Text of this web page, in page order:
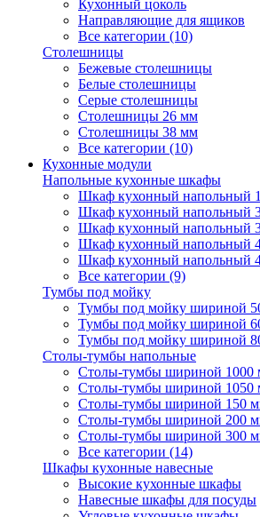
Кухонный цоколь
Направляющие для ящиков
Все категории (10)
Столешницы
Бежевые столешницы
Белые столешницы
Серые столешницы
Столешницы 26 мм
Столешницы 38 мм
Все категории (10)
Кухонные модули
Напольные кухонные шкафы
Шкаф кухонный напольный
Шкаф кухонный напольный
Шкаф кухонный напольный
Шкаф кухонный напольный
Шкаф кухонный напольный
Все категории (9)
Тумбы под мойку
Тумбы под мойку шириной
Тумбы под мойку шириной
Тумбы под мойку шириной
Столы-тумбы напольные
Столы-тумбы шириной 1000
Столы-тумбы шириной 1050
Столы-тумбы шириной 150
Столы-тумбы шириной 200
Столы-тумбы шириной 300
Все категории (14)
Шкафы кухонные навесные
Высокие кухонные шкафы
Навесные шкафы для посуды